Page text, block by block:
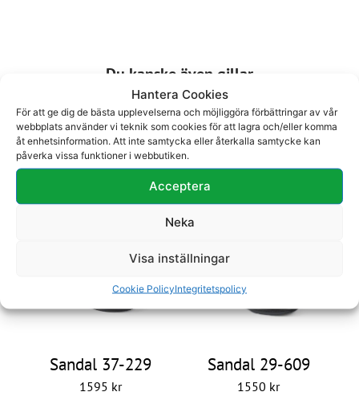
Hantera Cookies
För att ge dig de bästa upplevelserna och möjliggöra förbättringar av vår
webbplats använder vi teknik som cookies för att lagra och/eller komma
åt enhetsinformation. Att inte samtycka eller återkalla samtycke kan
påverka vissa funktioner i webbutiken.
Acceptera
Neka
Visa inställningar
Cookie PolicyIntegritetspolicy
Du kanske även gillar
Sandal 37-208
Sandal 28-405
Sandal 29-609
1550 kr
Sandal 37-229
1595 kr